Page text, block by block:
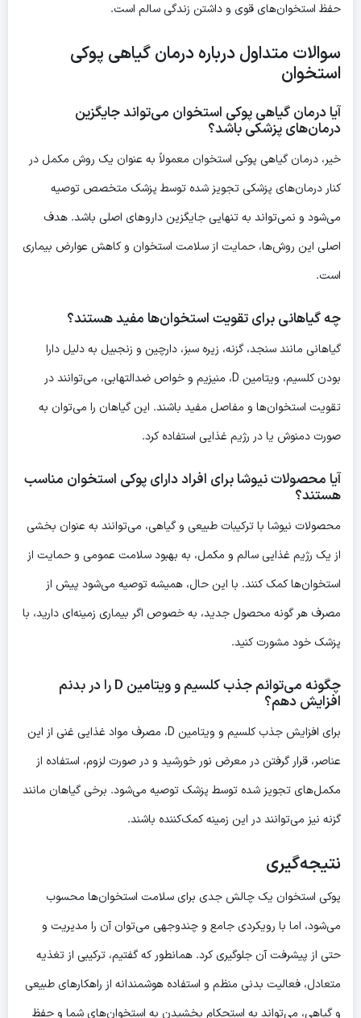
حفظ استخوان‌های قوی و داشتن زندگی سالم است.
سوالات متداول درباره درمان گیاهی پوکی
استخوان
آیا درمان گیاهی پوکی استخوان می‌تواند جایگزین
درمان‌های پزشکی باشد؟
خیر، درمان گیاهی پوکی استخوان معمولاً به عنوان یک روش مکمل در
کنار درمان‌های پزشکی تجویز شده توسط پزشک متخصص توصیه
می‌شود و نمی‌تواند به تنهایی جایگزین داروهای اصلی باشد. هدف
اصلی این روش‌ها، حمایت از سلامت استخوان و کاهش عوارض بیماری
است.
چه گیاهانی برای تقویت استخوان‌ها مفید هستند؟
گیاهانی مانند سنجد، گزنه، زیره سبز، دارچین و زنجبیل به دلیل دارا
بودن کلسیم، ویتامین D، منیزیم و خواص ضدالتهابی، می‌توانند در
تقویت استخوان‌ها و مفاصل مفید باشند. این گیاهان را می‌توان به
صورت دمنوش یا در رژیم غذایی استفاده کرد.
آیا محصولات نیوشا برای افراد دارای پوکی استخوان مناسب
هستند؟
محصولات نیوشا با ترکیبات طبیعی و گیاهی، می‌توانند به عنوان بخشی
از یک رژیم غذایی سالم و مکمل، به بهبود سلامت عمومی و حمایت از
استخوان‌ها کمک کنند. با این حال، همیشه توصیه می‌شود پیش از
مصرف هر گونه محصول جدید، به خصوص اگر بیماری زمینه‌ای دارید، با
پزشک خود مشورت کنید.
چگونه می‌توانم جذب کلسیم و ویتامین D را در بدنم
افزایش دهم؟
برای افزایش جذب کلسیم و ویتامین D، مصرف مواد غذایی غنی از این
عناصر، قرار گرفتن در معرض نور خورشید و در صورت لزوم، استفاده از
مکمل‌های تجویز شده توسط پزشک توصیه می‌شود. برخی گیاهان مانند
گزنه نیز می‌توانند در این زمینه کمک‌کننده باشند.
نتیجه‌گیری
پوکی استخوان یک چالش جدی برای سلامت استخوان‌ها محسوب
می‌شود، اما با رویکردی جامع و چندوجهی می‌توان آن را مدیریت و
حتی از پیشرفت آن جلوگیری کرد. همانطور که گفتیم، ترکیبی از تغذیه
متعادل، فعالیت بدنی منظم و استفاده هوشمندانه از راهکارهای طبیعی
و گیاهی، می‌تواند به استحکام بخشیدن به استخوان‌های شما و حفظ